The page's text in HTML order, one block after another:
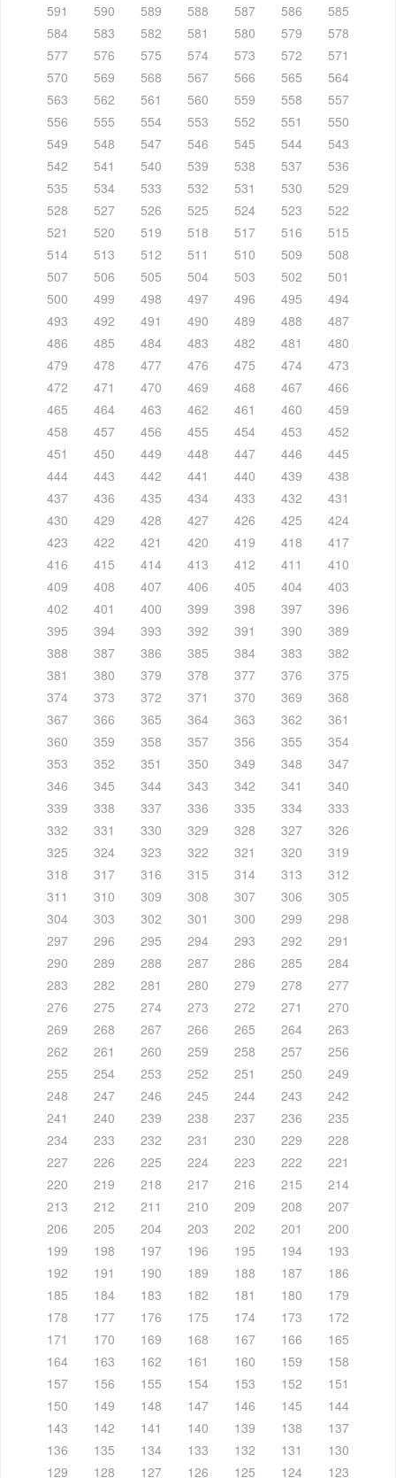
591
590 589 588 587 586
585
584
583 582 581 580 579
578
577
576 575 574 573 572
571
570
569 568 567 566 565
564
563
562 561 560 559 558
557
556
555 554 553 552 551
550
549
548 547 546 545 544
543
542
541 540 539 538 537
536
535
534 533 532 531 530
529
528
527 526 525 524 523
522
521
520 519 518 517 516
515
514
513 512 511 510 509
508
507
506 505 504 503 502
501
500
499 498 497 496 495
494
493
492 491 490 489 488
487
486
485 484 483 482 481
480
479
478 477 476 475 474
473
472
471 470 469 468 467
466
465
464 463 462 461 460
459
458
457 456 455 454 453
452
451
450 449 448 447 446
445
444
443 442 441 440 439
438
437
436 435 434 433 432
431
430
429 428 427 426 425
424
423
422 421 420 419 418
417
416
415 414 413 412 411
410
409
408 407 406 405 404
403
402
401 400 399 398 397
396
395
394 393 392 391 390
389
388
387 386 385 384 383
382
381
380 379 378 377 376
375
374
373 372 371 370 369
368
367
366 365 364 363 362
361
360
359 358 357 356 355
354
353
352 351 350 349 348
347
346
345 344 343 342 341
340
339
338 337 336 335 334
333
332
331 330 329 328 327
326
325
324 323 322 321 320
319
318
317 316 315 314 313
312
311
310 309 308 307 306
305
304
303 302 301 300 299
298
297
296 295 294 293 292
291
290
289 288 287 286 285
284
283
282 281 280 279 278
277
276
275 274 273 272 271
270
269
268 267 266 265 264
263
262
261 260 259 258 257
256
255
254 253 252 251 250
249
248
247 246 245 244 243
242
241
240 239 238 237 236
235
234
233 232 231 230 229
228
227
226 225 224 223 222
221
220
219 218 217 216 215
214
213
212 211 210 209 208
207
206
205 204 203 202 201
200
199
198 197 196 195 194
193
192
191 190 189 188 187
186
185
184 183 182 181 180
179
178
177 176 175 174 173
172
171
170 169 168 167 166
165
164
163 162 161 160 159
158
157
156 155 154 153 152
151
150
149 148 147 146 145
144
143
142 141 140 139 138
137
136
135 134 133 132 131
130
129
128 127 126 125 124 123